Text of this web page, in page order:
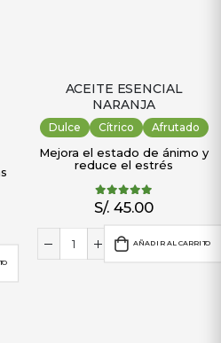
ACEITE ESENCIAL
NARANJA
Dulce Cítrico Afrutado
Mejora el estado de ánimo y
reduce el estrés
5.00 out of 5
S/. 45.00
AÑADIR AL CARRITO